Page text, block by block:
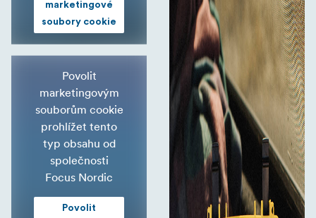
marketingové
soubory cookie
Povolit
marketingovým
souborům cookie
prohlížet tento
typ obsahu od
společnosti
Focus Nordic
Povolit